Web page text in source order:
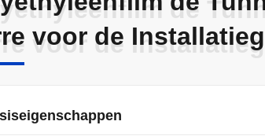
voor de
de
voor de